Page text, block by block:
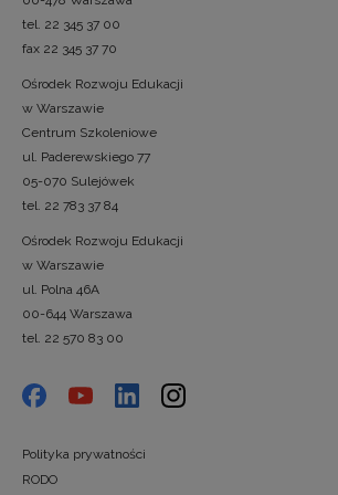
tel. 22 345 37 00
fax 22 345 37 70
Ośrodek Rozwoju Edukacji
w Warszawie
Centrum Szkoleniowe
ul. Paderewskiego 77
05-070 Sulejówek
tel. 22 783 37 84
Ośrodek Rozwoju Edukacji
w Warszawie
ul. Polna 46A
00-644 Warszawa
tel. 22 570 83 00
Polityka prywatności
RODO